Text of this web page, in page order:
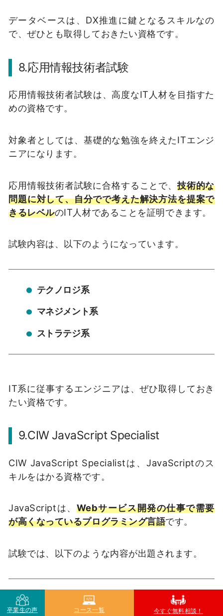
データベースは、DX推進に鍵となるスキルなの
で、ぜひとも取得しておきたい資格です。
8.応用情報技術者試験
応用情報技術者試験は、高度なIT人材を目指すた
めの資格です。
対象者としては、基礎的な勉強を終えたITエンジ
ニアになります。
応用情報技術者試験に合格することで、 技術的な
問題に対して、自分でで考えた解決方法を提案で
きるレベルのIT人材であることを証明できます。
試験内容は、以下のようになっています。
テクノロジ系
マネジメント系
ストラテジ系
IT系に従事するエンジニアは、ぜひ取得しておき
たい資格です。
9.CIW JavaScript Specialist
CIW JavaScript Specialistは、JavaScriptのス
キルをはかる資格です。
JavaScriptは、 Webサービス開発の仕事で需要
が高くなっているプログラミング言語です。
試験では、以下のような内容が出題されます。
JavaScriptに関する基本的な記述
卒業生の声 コース一覧 今すぐ無料相談！